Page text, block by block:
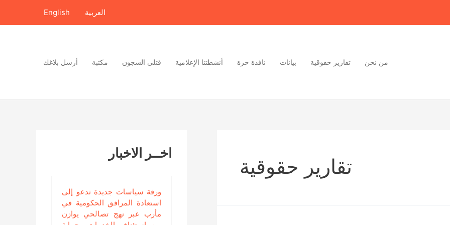
العربية English
من نحن تقارير حقوقية بيانات نافذة حرة أنشطتنا الإعلامية قتلى السجون مكتبة أرسل بلاغك
تقارير حقوقية
اخــر الاخبار
ورقة سياسات جديدة تدعو إلى
استعادة المرافق الحكومية في
مأرب عبر نهج تصالحي يوازن